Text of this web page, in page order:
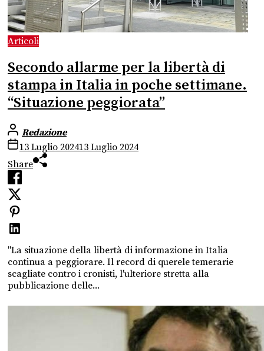
Articoli
Secondo allarme per la libertà di
stampa in Italia in poche settimane.
“Situazione peggiorata”
Redazione
13 Luglio 202413 Luglio 2024
Share
"La situazione della libertà di informazione in Italia
continua a peggiorare. Il record di querele temerarie
scagliate contro i cronisti, l'ulteriore stretta alla
pubblicazione delle...